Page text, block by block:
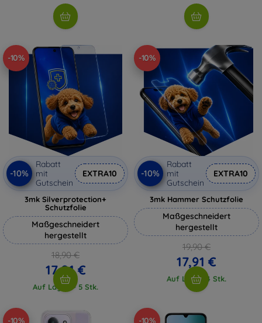
-10%
-10%
Rabatt
mit
Gutschein
EXTRA10
3mk Silverprotection+
Schutzfolie
Maßgeschneidert
hergestellt
18,90 €
17,01 €
Auf Lager > 5 Stk.
-10%
-10%
Rabatt
mit
Gutschein
EXTRA10
3mk Hammer Schutzfolie
Maßgeschneidert
hergestellt
19,90 €
17,91 €
Auf Lager 4 Stk.
-10% -10%